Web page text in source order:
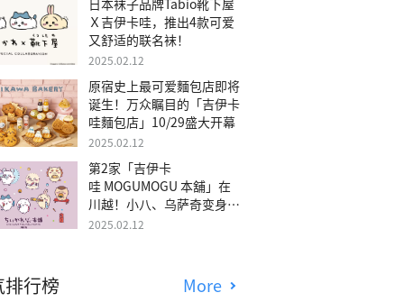
日本袜子品牌Tabio靴下屋
Ｘ吉伊卡哇，推出4款可爱
又舒适的联名袜！
2025.02.12
原宿史上最可爱麵包店即将
诞生！万众瞩目的「吉伊卡
哇麵包店」10/29盛大开幕
2025.02.12
第2家「吉伊卡
哇 MOGUMOGU 本舖」在
川越！小八、乌萨奇变身可
爱地瓜！
2025.02.12
行榜 More